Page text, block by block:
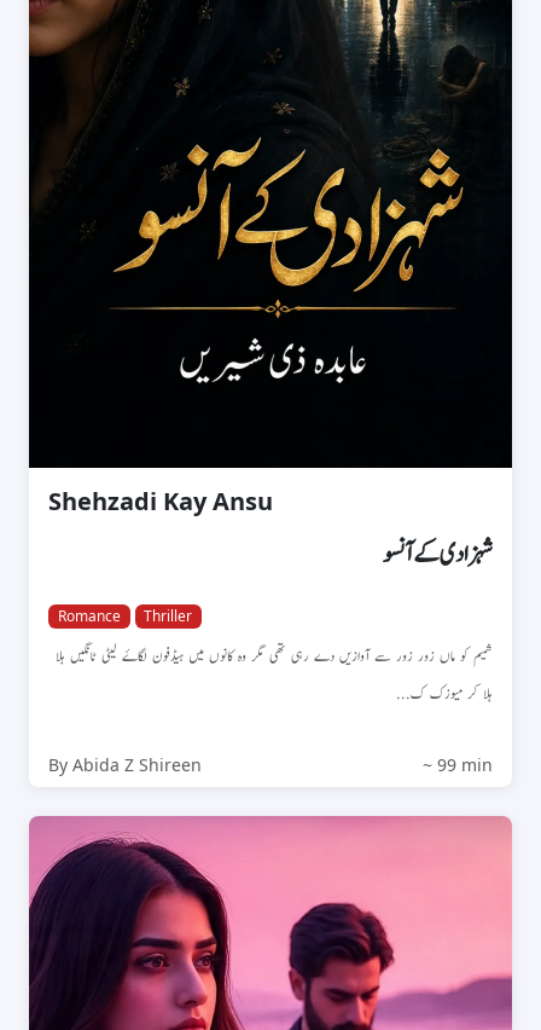
Shehzadi Kay Ansu
شہزادی کے آنسو
Romance Thriller
شمیم کو ماں زور زور سے آوازیں دے رہی تھی مگر وہ کانوں میں ہیڈفون لگاۓ لیٹی ٹانگیں ہلا
ہلا کر میوزک ک...
By Abida Z Shireen ~ 99 min